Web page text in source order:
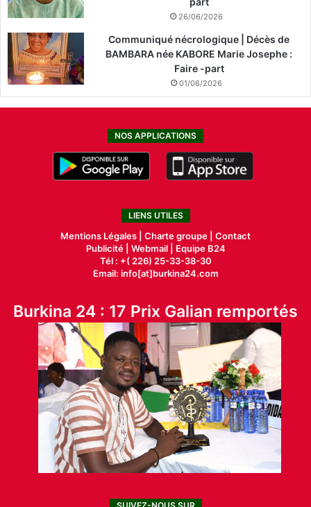
26/06/2026
Communiqué nécrologique | Décès de
BAMBARA née KABORE Marie Josephe :
Faire -part
01/06/2026
NOS APPLICATIONS
LIENS UTILES
Mentions Légales | Charte groupe | Contact
Publicité| Webmail |
Equipe B24
Tél : +( 226) 25-33-38-30
Email: info[at]burkina24.com
Burkina 24 : 17 Prix Galian remportés